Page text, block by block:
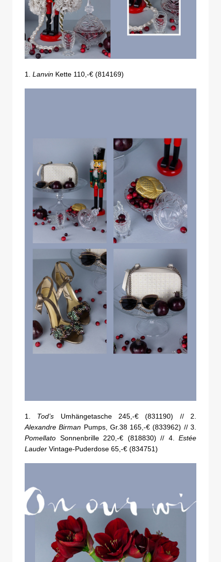
1. Lanvin Kette 110,-€ (814169)
1. Tod’s Umhängetasche 245,-€ (831190) // 2.
Alexandre Birman Pumps, Gr.38 165,-€ (833962) // 3.
Pomellato Sonnenbrille 220,-€ (818830) // 4. Estée
Lauder Vintage-Puderdose 65,-€ (834751)